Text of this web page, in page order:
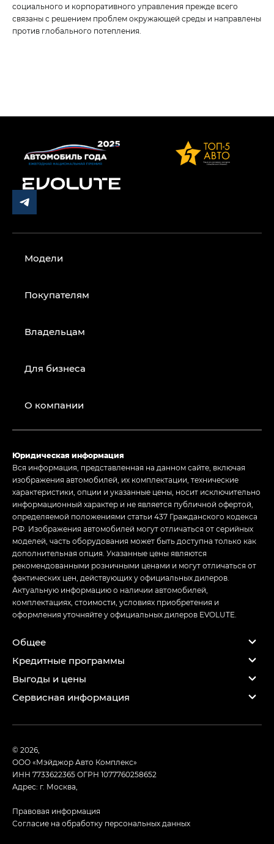
социального и корпоративного управления прежде всего
связаны с решением проблем окружающей среды и направлены
против глобального потепления.
Модели
Покупателям
Владельцам
Для бизнеса
О компании
Юридическая информация
Вся информация, представленная на данном сайте, включая
изображения автомобилей, их комплектации, технические
характеристики, опции и указанные цены, носит исключительно
информационный характер и не является публичной офертой,
определяемой положениями статьи 437 Гражданского кодекса
РФ. Изображения автомобилей могут отличаться от серийных
моделей, часть оборудования может быть доступна только как
дополнительная опция. Указанные цены являются
рекомендованными розничными ценами и могут отличаться от
фактических цен, действующих у официальных дилеров.
Актуальную информацию о наличии автомобилей,
комплектациях, стоимости, условиях приобретения и
оформления уточняйте у официальных дилеров EVOLUTE.
Общее
Кредитные программы
Выгоды и цены
Сервисная информация
© 2026,
ООО «Мэйджор Авто Комплекс»
ИНН 7733622365ОГРН 1077760258652
Адрес: г. Москва,
Правовая информация
Согласие на обработку персональных данных